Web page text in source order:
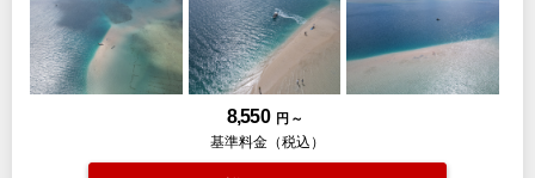
8,550 円 ～
基準料金（税込）